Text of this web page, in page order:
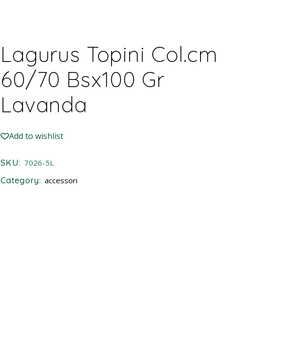
Lagurus Topini Col.cm
60/70 Bsx100 Gr
Lavanda
Add to wishlist
SKU: 7026-5L
Category: accessori